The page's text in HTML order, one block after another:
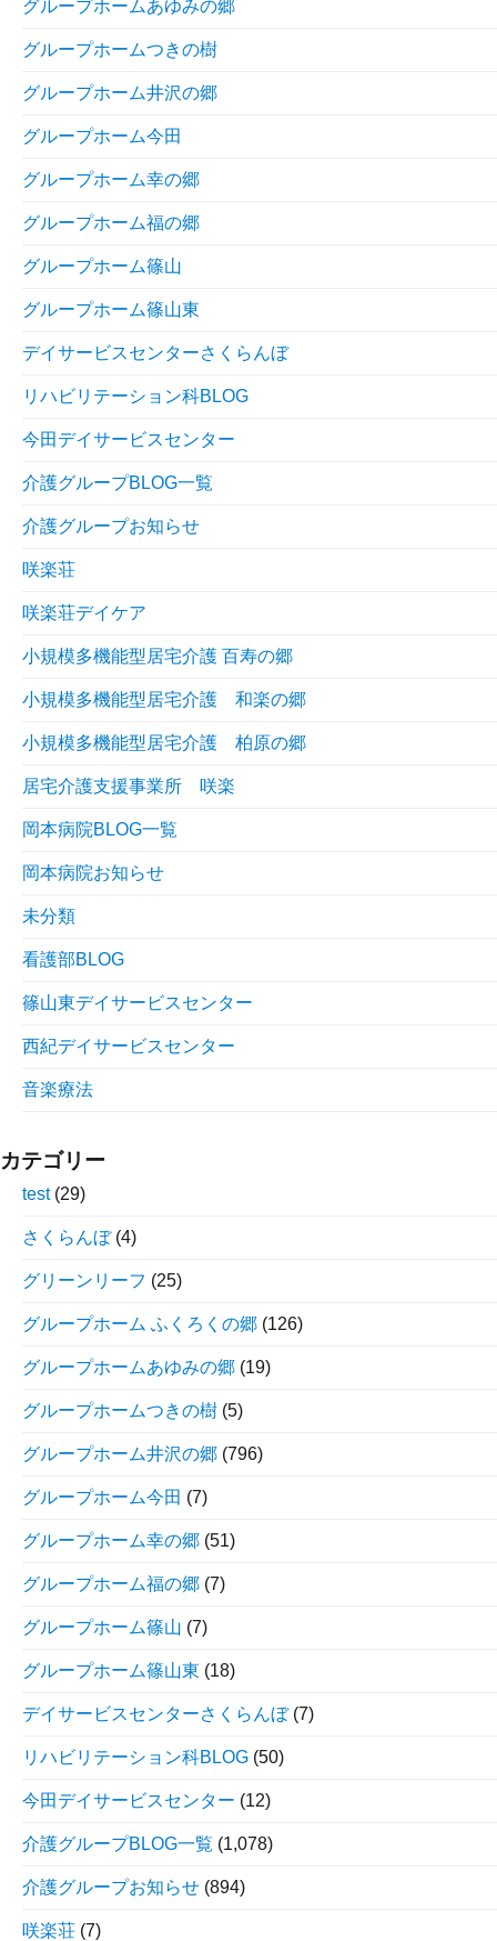
グループホームあゆみの郷
グループホームつきの樹
グループホーム井沢の郷
グループホーム今田
グループホーム幸の郷
グループホーム福の郷
グループホーム篠山
グループホーム篠山東
デイサービスセンターさくらんぼ
リハビリテーション科BLOG
今田デイサービスセンター
介護グループBLOG一覧
介護グループお知らせ
咲楽荘
咲楽荘デイケア
小規模多機能型居宅介護 百寿の郷
小規模多機能型居宅介護 和楽の郷
小規模多機能型居宅介護 柏原の郷
居宅介護支援事業所 咲楽
岡本病院BLOG一覧
岡本病院お知らせ
未分類
看護部BLOG
篠山東デイサービスセンター
西紀デイサービスセンター
音楽療法
カテゴリー
test(29)
さくらんぼ(4)
グリーンリーフ (25)
グループホーム ふくろくの郷 (126)
グループホームあゆみの郷 (19)
グループホームつきの樹 (5)
グループホーム井沢の郷 (796)
グループホーム今田 (7)
グループホーム幸の郷 (51)
グループホーム福の郷 (7)
グループホーム篠山 (7)
グループホーム篠山東 (18)
デイサービスセンターさくらんぼ(7)
リハビリテーション科BLOG (50)
今田デイサービスセンター (12)
介護グループBLOG一覧 (1,078)
介護グループお知らせ (894)
咲楽荘 (7)